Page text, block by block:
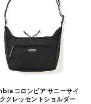
コロンビア サニーサイ
クレッセントショルダー